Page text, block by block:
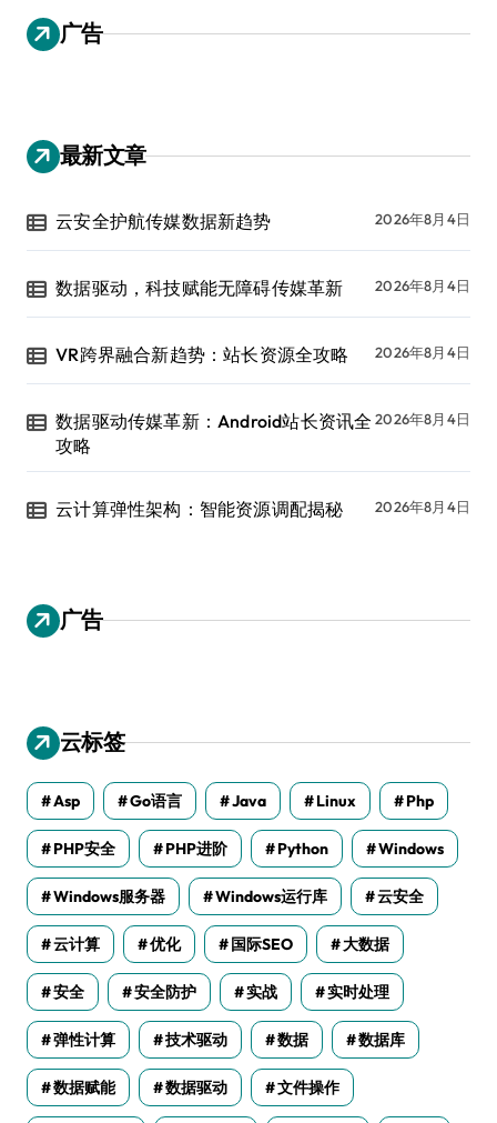
广告
最新文章
云安全护航传媒数据新趋势 2026年8月4日
数据驱动，科技赋能无障碍传媒革新 2026年8月4日
VR跨界融合新趋势：站长资源全攻略 2026年8月4日
数据驱动传媒革新：Android站长资讯全
攻略
2026年8月4日
云计算弹性架构：智能资源调配揭秘 2026年8月4日
广告
云标签
Asp Go语言 Java Linux Php
PHP安全 PHP进阶 Python Windows
Windows服务器 Windows运行库 云安全
云计算 优化 国际SEO 大数据
安全 安全防护 实战 实时处理
弹性计算 技术驱动 数据 数据库
数据赋能 数据驱动 文件操作